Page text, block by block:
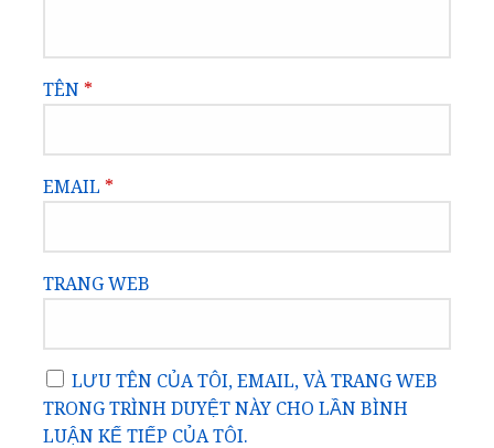
TÊN *
EMAIL *
TRANG WEB
LƯU TÊN CỦA TÔI, EMAIL, VÀ TRANG WEB
TRONG TRÌNH DUYỆT NÀY CHO LẦN BÌNH
LUẬN KẾ TIẾP CỦA TÔI.